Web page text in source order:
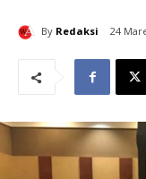
By Redaksi 24